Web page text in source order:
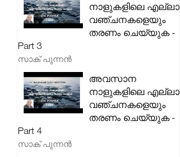
നാളുകളിലെ എല്ലാ
വഞ്ചനകളെയും
തരണം ചെയ്യുക -
Part 3
സാക് പുന്നൻ
അവസാന
നാളുകളിലെ എല്ലാ
വഞ്ചനകളെയും
തരണം ചെയ്യുക -
Part 4
സാക് പുന്നൻ